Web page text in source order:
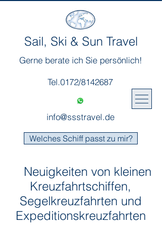
Sail, Ski & Sun Travel
Gerne berate ich Sie persönlich!
Tel.0172/8142687
info@ssstravel.de
Welches Schiff passt zu mir?
Neuigkeiten von kleinen
Kreuzfahrtschiffen,
Segelkreuzfahrten und
Expeditionskreuzfahrten